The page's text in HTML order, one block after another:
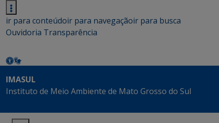
ir para conteúdoir para navegaçãoir para busca
Ouvidoria Transparência
IMASUL
Instituto de Meio Ambiente de Mato Grosso do Sul